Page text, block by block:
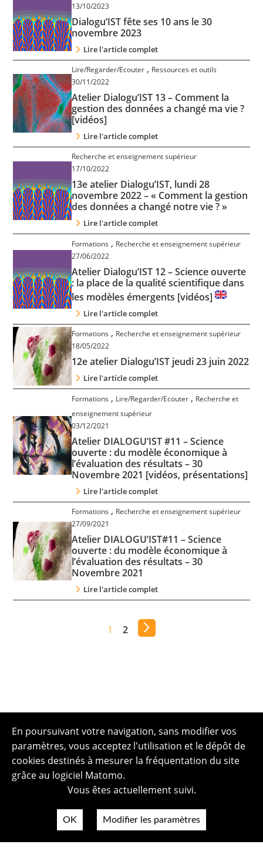
13/10/2023
Dialogu’IST fête ses 10 ans le 30
novembre 2023
Lire l'article complet
Lire/Regarder/Ecouter , Ressources et outils
30/11/2022
Atelier Dialogu’IST 13 – Comment la
gestion des données a changé ma vie ?
[vidéos]
Lire l'article complet
Recherche et enseignement supérieur
17/10/2022
13e atelier Dialogu’IST, lundi 28
novembre 2022 – « Comment la gestion
des données a changé notre vie ? »
Lire l'article complet
Formations , Recherche et enseignement supérieur
27/06/2022
Atelier Dialogu’IST 12 – Science ouverte
: la place de la qualité scientifique dans
les modèles émergents [vidéos]
Lire l'article complet
Formations , Recherche et enseignement supérieur
18/05/2022
12e atelier Dialogu’IST jeudi 23 juin 2022
Lire l'article complet
Formations , Lire/Regarder/Ecouter , Recherche et
enseignement supérieur
03/12/2021
Atelier DIALOGU’IST #11 – Science
ouverte : du modèle économique à
l’évaluation des résultats – 30
Novembre 2021 [vidéos, présentations]
Lire l'article complet
Formations , Recherche et enseignement supérieur
27/09/2021
Atelier DIALOGU’IST#11 – Science
ouverte : du modèle économique à
l’évaluation des résultats – 30
Novembre 2021
Lire l'article complet
1 2
En poursuivant votre navigation, sans modifier vos
paramètres, vous acceptez l'utilisation et le dépôt de
cookies destinés à mesurer la fréquentation du site
grâce au logiciel Matomo.
Vous êtes actuellement suivi.
OK Modifier les paramètres